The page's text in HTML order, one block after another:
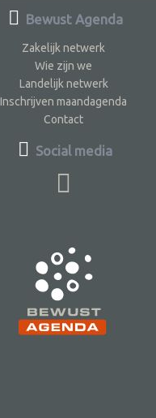
Bewust Agenda
Zakelijk netwerk
Wie zijn we
Landelijk netwerk
Inschrijven maandagenda
Contact
Social media